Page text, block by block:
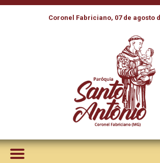
Coronel Fabriciano, 07 de agosto